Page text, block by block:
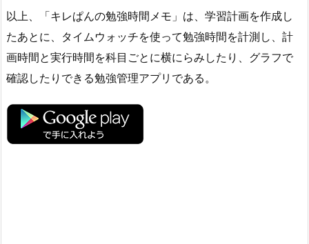
以上、「キレぱんの勉強時間メモ」は、学習計画を作成し
たあとに、タイムウォッチを使って勉強時間を計測し、計
画時間と実行時間を科目ごとに横にらみしたり、グラフで
確認したりできる勉強管理アプリである。